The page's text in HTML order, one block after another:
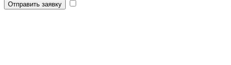
Отправить заявку